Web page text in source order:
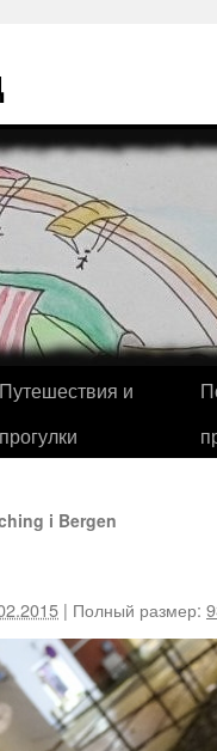
Путешествия и
прогулки
i Bergen
| Полный размер: